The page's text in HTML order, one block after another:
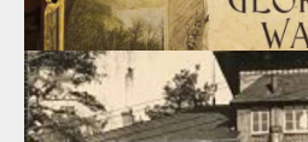
Вилла «Agnes», г.Светлогорск,
Вилла «Agnes», построенная в 1908
Георгенсвальде (Georgenswalde),
памятников курортной архитектуры
современного района Отрадное в